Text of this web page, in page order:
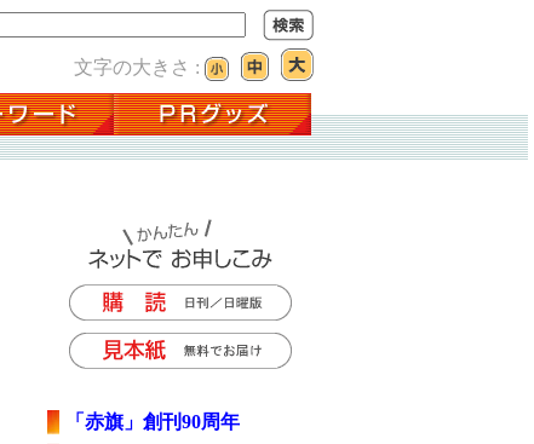
文字の大きさ :
「赤旗」創刊90周年